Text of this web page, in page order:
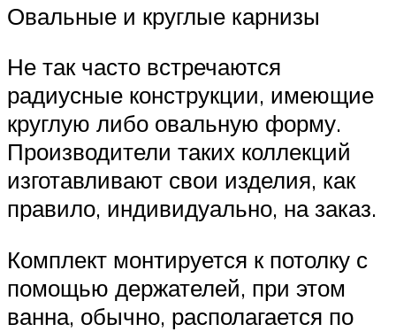
Овальные и круглые карнизы
Не так часто встречаются
радиусные конструкции, имеющие
круглую либо овальную форму.
Производители таких коллекций
изготавливают свои изделия, как
правило, индивидуально, на заказ.
Комплект монтируется к потолку с
помощью держателей, при этом
ванна, обычно, располагается по